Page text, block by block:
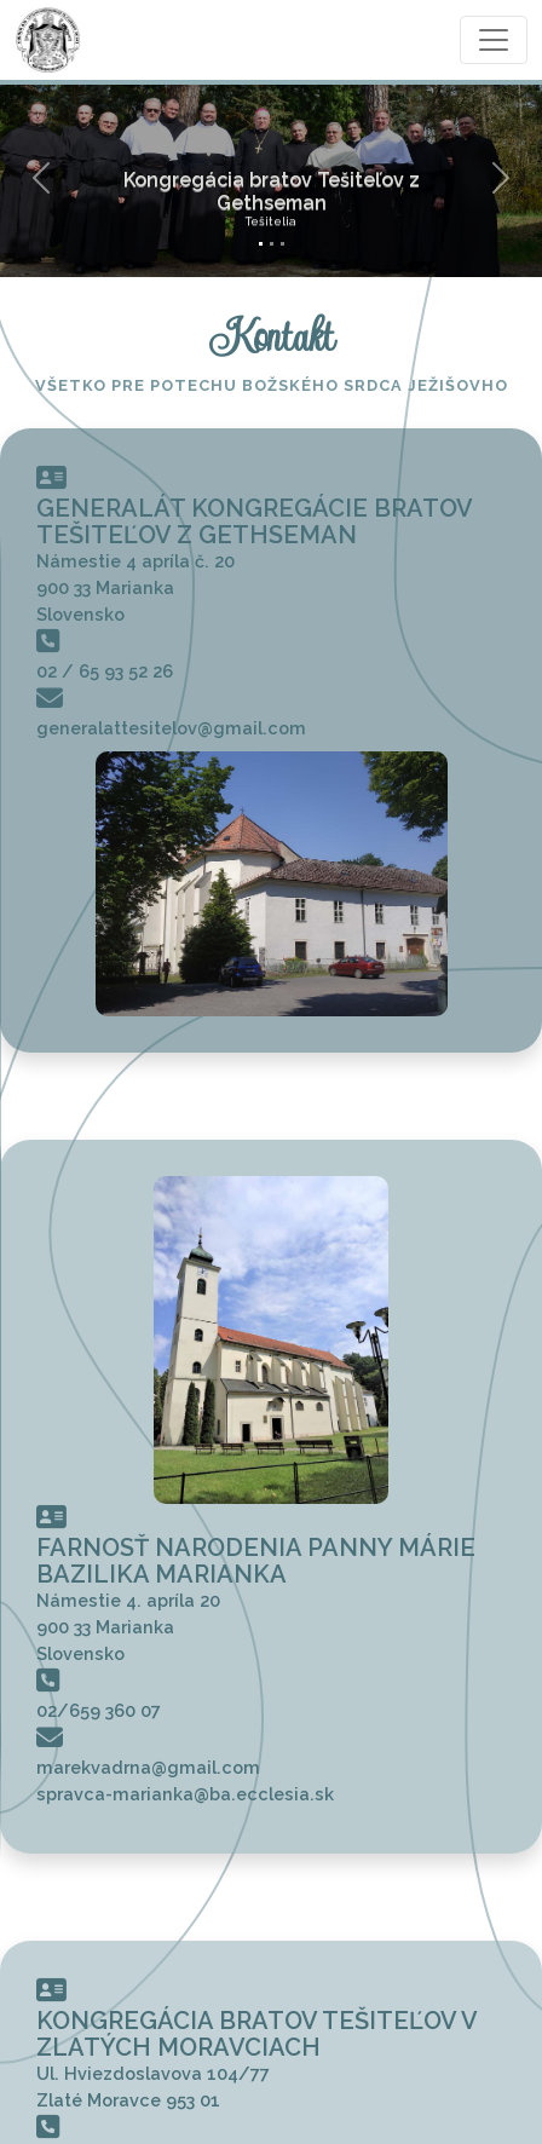
Spolucítiť s Ježišom Kristom...
Páter Jozef Litomiský
Previous Next
Kontakt
VŠETKO PRE POTECHU BOŽSKÉHO SRDCA JEŽIŠOVHO
GENERALÁT KONGREGÁCIE BRATOV
TEŠITEĽOV Z GETHSEMAN
Námestie 4 apríla č. 20
900 33 Marianka
Slovensko
02 / 65 93 52 26
generalattesitelov@gmail.com
FARNOSŤ NARODENIA PANNY MÁRIE
BAZILIKA MARIANKA
Námestie 4. apríla 20
900 33 Marianka
Slovensko
02/659 360 07
marekvadrna@gmail.com
spravca-marianka@ba.ecclesia.sk
KONGREGÁCIA BRATOV TEŠITEĽOV V
ZLATÝCH MORAVCIACH
Ul. Hviezdoslavova 104/77
Zlaté Moravce 953 01